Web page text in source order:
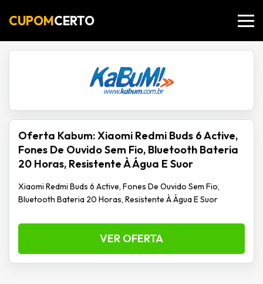
CUPOMCERTO
Oferta Kabum: Xiaomi Redmi Buds 6 Active,
Fones De Ouvido Sem Fio, Bluetooth Bateria
20 Horas, Resistente À Água E Suor
Xiaomi Redmi Buds 6 Active, Fones De Ouvido Sem Fio,
Bluetooth Bateria 20 Horas, Resistente À Água E Suor
VER OFERTA